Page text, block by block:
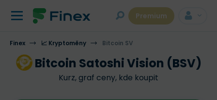
Premium
Finex 📈 Kryptoměny Bitcoin SV
Bitcoin Satoshi Vision (BSV)
Kurz, graf ceny, kde koupit